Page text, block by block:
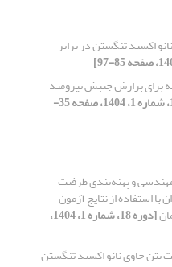
اکسید تنگستن در برابر
برازش جنبش نیرومند
[دوره 18، شماره 1، 1404، صفحه 35-
و پهنه‌بندی ظرفیت
استفاده از نتایج آزمون
[دوره 18، شماره 1، 1404،
بتن حاوی نانو اکسید تنگستن